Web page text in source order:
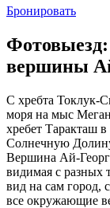
Бронировать
вершины
С хребта Токлук-
моря на мыс
хребет Таракташ
Солнечную
Вершина Ай-
видимая с разных
вид на сам город,
все окружающие